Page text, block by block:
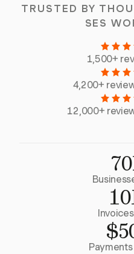
TRUSTED BY
SES
1,500+
4,200+
12,000+